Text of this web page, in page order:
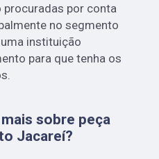
por conta
no segmento
instituição
para que tenha os
sobre peça
Jacareí?